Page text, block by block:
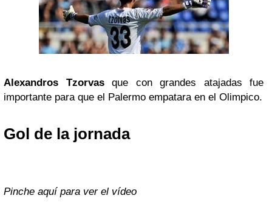
Alexandros Tzorvasque con grandes atajadas fue
importante para que el Palermo empatara en el Olimpico.
Gol de la jornada
Pinche aquí para ver el vídeo